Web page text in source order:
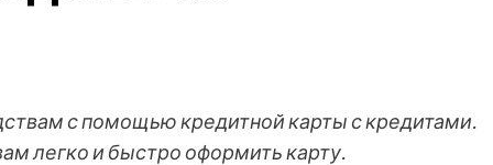
с помощью кредитной карты с кредитами.
легко и быстро оформить карту.